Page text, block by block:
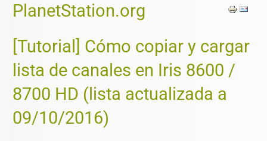
PlanetStation.org
[Tutorial] Cómo copiar y cargar
lista de canales en Iris 8600 /
8700 HD (lista actualizada a
09/10/2016)